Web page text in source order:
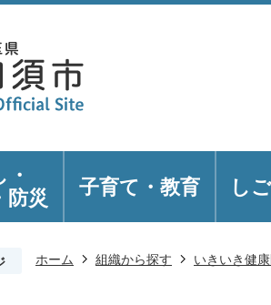
防災 子育て・教育 し
ホーム 組織から探す いきいき健